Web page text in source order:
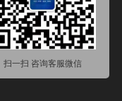
扫一扫 咨询客服微信